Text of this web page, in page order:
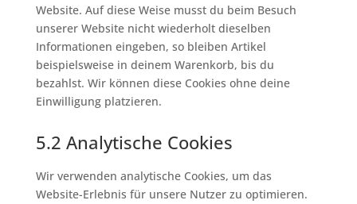
Website. Auf diese Weise musst du beim Besuch
unserer Website nicht wiederholt dieselben
Informationen eingeben, so bleiben Artikel
beispielsweise in deinem Warenkorb, bis du
bezahlst. Wir können diese Cookies ohne deine
Einwilligung platzieren.
5.2 Analytische Cookies
Wir verwenden analytische Cookies, um das
Website-Erlebnis für unsere Nutzer zu optimieren.